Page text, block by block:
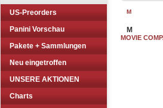
US-Preorders
Panini Vorschau
Pakete + Sammlungen
Neu eingetroffen
UNSERE AKTIONEN
Charts
M
M
MOVIE